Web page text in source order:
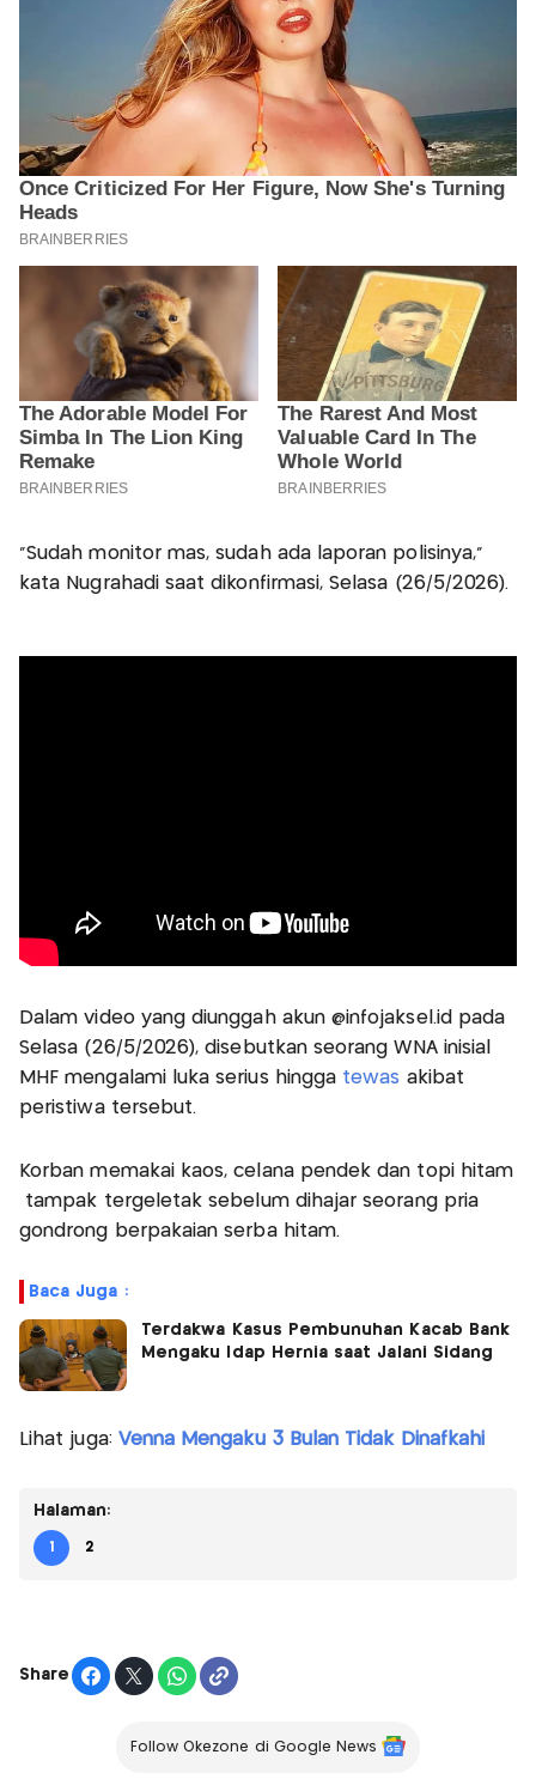
"Sudah monitor mas, sudah ada laporan polisinya,"
kata Nugrahadi saat dikonfirmasi, Selasa (26/5/2026).
Dalam video yang diunggah akun @infojaksel.id pada
Selasa (26/5/2026), disebutkan seorang WNA inisial
MHF mengalami luka serius hingga tewas akibat
peristiwa tersebut.
Korban memakai kaos, celana pendek dan topi hitam
tampak tergeletak sebelum dihajar seorang pria
gondrong berpakaian serba hitam.
Baca Juga :
Terdakwa Kasus Pembunuhan Kacab Bank
Mengaku Idap Hernia saat Jalani Sidang
Lihat juga: Venna Mengaku 3 Bulan Tidak Dinafkahi
Halaman:
1 2
Share
Follow Okezone di Google News